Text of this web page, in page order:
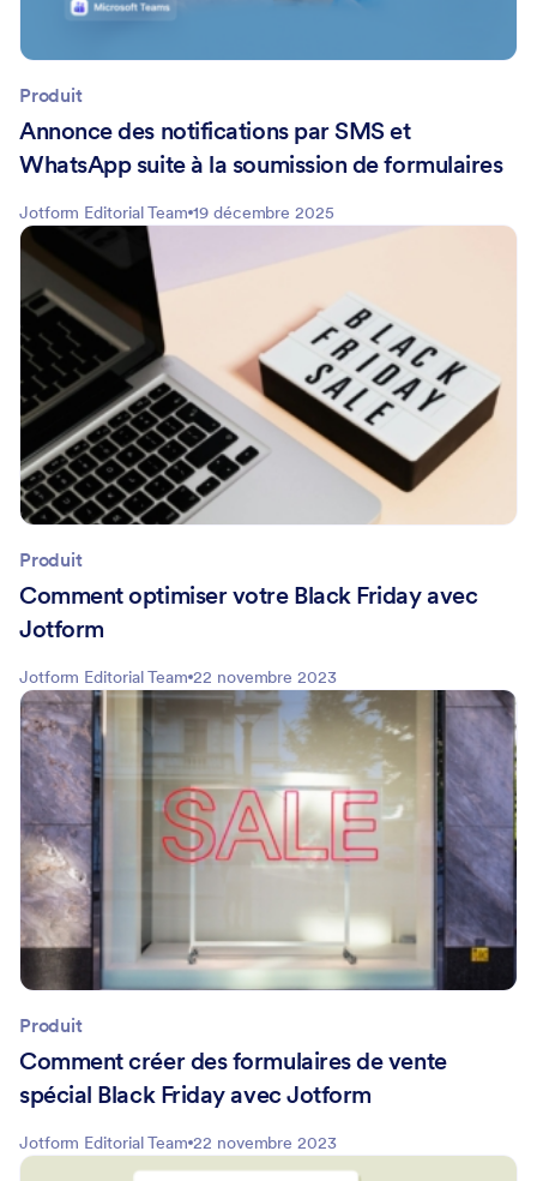
Produit
Annonce des notifications par SMS et
WhatsApp suite à la soumission de formulaires
Jotform Editorial Team 19 décembre 2025
Produit
Comment optimiser votre Black Friday avec
Jotform
Jotform Editorial Team 22 novembre 2023
Produit
Comment créer des formulaires de vente
spécial Black Friday avec Jotform
Jotform Editorial Team 22 novembre 2023